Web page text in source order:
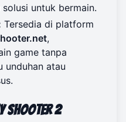
untuk bermain.
Tersedia di platform
,
game tanpa
unduhan atau
Shooter 2